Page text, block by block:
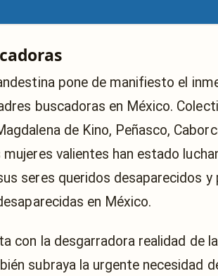
pone de manifiesto el
buscadoras en México.
de Kino, Peñasco,
valientes han estado
seres queridos desaparecidos y
en México.
con la desgarradora realidad de
subraya la urgente necesidad